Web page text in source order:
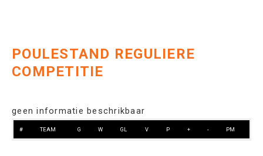
POULESTAND REGULIERE
COMPETITIE
geen informatie beschrikbaar
# TEAM G W GL V P + - PM